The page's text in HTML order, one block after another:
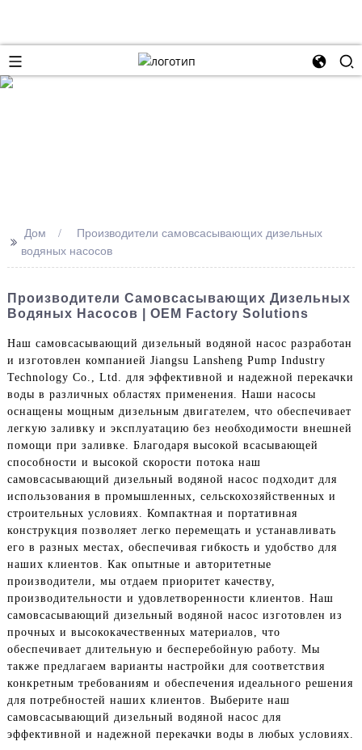
>> Дом
Производители самовсасывающих дизельных
водяных насосов
Производители Самовсасывающих Дизельных
Водяных Насосов | OEM Factory Solutions
Наш самовсасывающий дизельный водяной насос разработан
и изготовлен компанией Jiangsu Lansheng Pump Industry
Technology Co., Ltd. для эффективной и надежной перекачки
воды в различных областях применения. Наши насосы
оснащены мощным дизельным двигателем, что обеспечивает
легкую заливку и эксплуатацию без необходимости внешней
помощи при заливке. Благодаря высокой всасывающей
способности и высокой скорости потока наш
самовсасывающий дизельный водяной насос подходит для
использования в промышленных, сельскохозяйственных и
строительных условиях. Компактная и портативная
конструкция позволяет легко перемещать и устанавливать
его в разных местах, обеспечивая гибкость и удобство для
наших клиентов. Как опытные и авторитетные
производители, мы отдаем приоритет качеству,
производительности и удовлетворенности клиентов. Наш
самовсасывающий дизельный водяной насос изготовлен из
прочных и высококачественных материалов, что
обеспечивает длительную и бесперебойную работу. Мы
также предлагаем варианты настройки для соответствия
конкретным требованиям и обеспечения идеального решения
для потребностей наших клиентов. Выберите наш
самовсасывающий дизельный водяной насос для
эффективной и надежной перекачки воды в любых условиях.